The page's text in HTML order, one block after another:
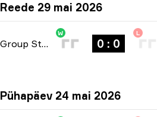
Reede 29 mai 2026
Group Stage -bo3
W
0 : 0
L
Pühapäev 24 mai 2026